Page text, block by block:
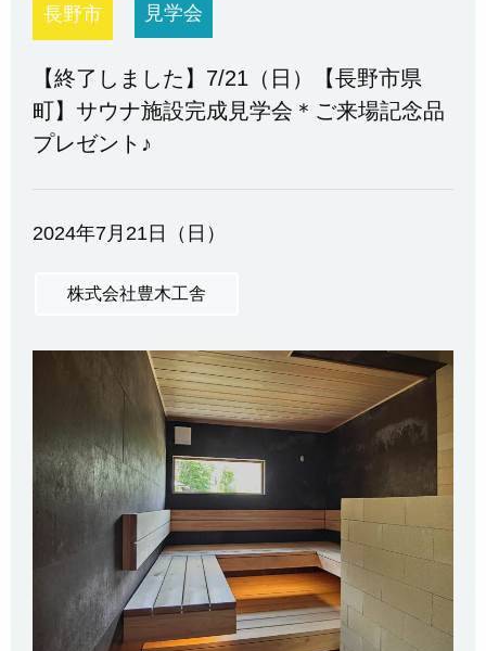
長野市 見学会
【終了しました】7/21（日）【長野市県
町】サウナ施設完成見学会＊ご来場記念品
プレゼント♪
2024年7月21日（日）
株式会社豊木工舎